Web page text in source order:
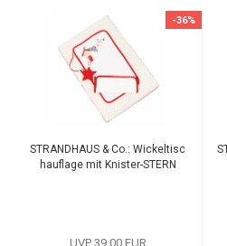
-36%
STRANDHAUS & Co.: Wickeltisc
hauflage mit Knister-STERN
UVP 39,00 EUR